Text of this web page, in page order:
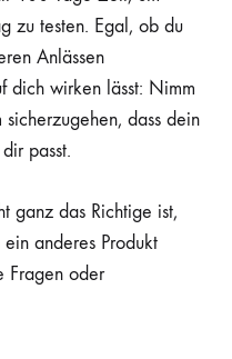
zu testen. Egal, ob du
Anlässen
dich wirken lässt: Nimm
dass dein
passt.
ganz das Richtige ist,
anderes Produkt
Fragen oder